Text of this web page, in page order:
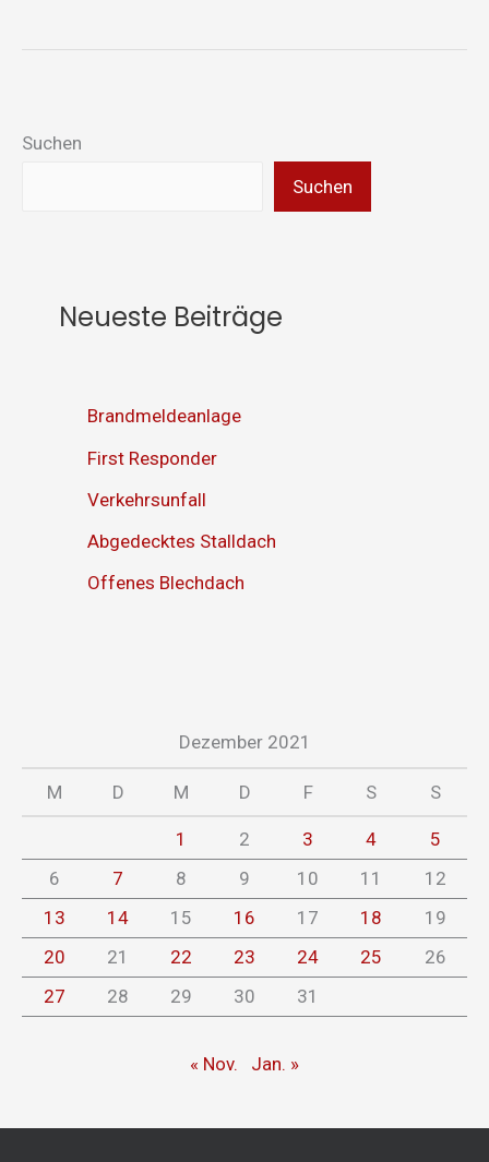
Suchen
Suchen
Neueste Beiträge
Brandmeldeanlage
First Responder
Verkehrsunfall
Abgedecktes Stalldach
Offenes Blechdach
Dezember 2021
M D M D F S S
1 2 3 4
5
6
7 8 9 10 11
12
13
14 15 16 17 18
19
20
21 22 23 24 25
26
27
28 29 30 31
« Nov. Jan. »